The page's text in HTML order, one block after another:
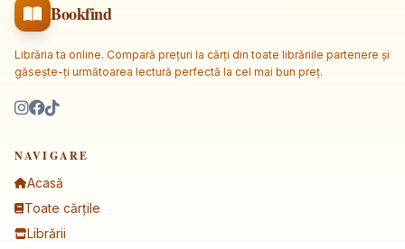
Bookfind
Librăria ta online. Compară prețuri la cărți din toate librăriile partenere și
găsește-ți următoarea lectură perfectă la cel mai bun preț.
NAVIGARE
Acasă
Toate cărțile
Librării